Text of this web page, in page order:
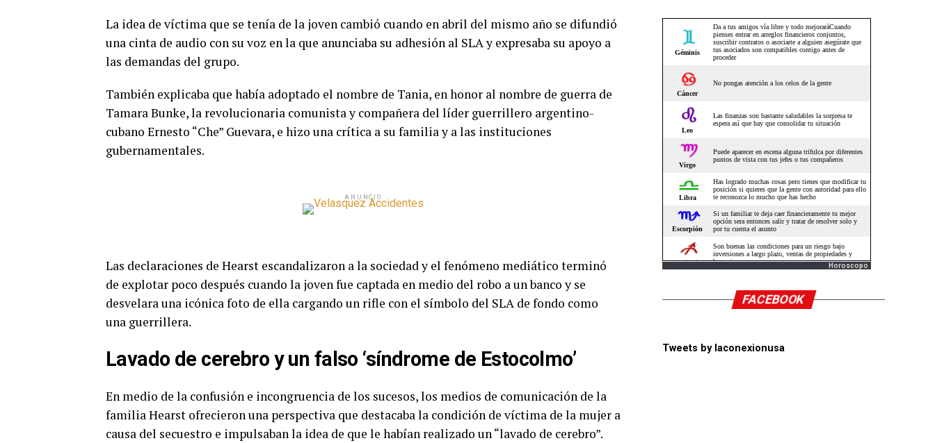
La idea de víctima que se tenía de la joven cambió cuando en abril del mismo año se difundió
una cinta de audio con su voz en la que anunciaba su adhesión al SLA y expresaba su apoyo a
las demandas del grupo.
También explicaba que había adoptado el nombre de Tania, en honor al nombre de guerra de
Tamara Bunke, la revolucionaria comunista y compañera del líder guerrillero argentino-
cubano Ernesto “Che” Guevara, e hizo una crítica a su familia y a las instituciones
gubernamentales.
ANUNCIO
Las declaraciones de Hearst escandalizaron a la sociedad y el fenómeno mediático terminó
de explotar poco después cuando la joven fue captada en medio del robo a un banco y se
desvelara una icónica foto de ella cargando un rifle con el símbolo del SLA de fondo como
una guerrillera.
Lavado de cerebro y un falso ‘síndrome de Estocolmo’
En medio de la confusión e incongruencia de los sucesos, los medios de comunicación de la
familia Hearst ofrecieron una perspectiva que destacaba la condición de víctima de la mujer a
causa del secuestro e impulsaban la idea de que le habían realizado un “lavado de cerebro”.
Horoscopo
FACEBOOK
Tweets by laconexionusa